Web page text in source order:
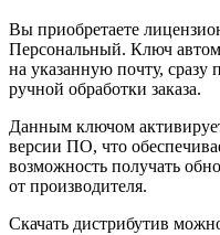
Вы приобретаете
Персональный. Ключ
на указанную почту,
ручной обработки заказа.
Данным ключом
версии ПО, что
возможность получать
от производителя.
Скачать дистрибутив